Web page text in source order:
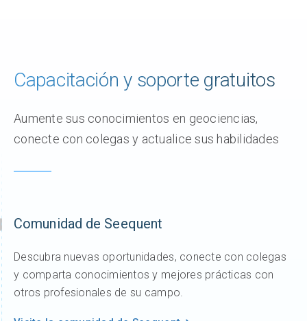
Capacitación y soporte gratuitos
Aumente sus conocimientos en geociencias,
conecte con colegas y actualice sus habilidades
Comunidad de Seequent
Descubra nuevas oportunidades, conecte con colegas
y comparta conocimientos y mejores prácticas con
otros profesionales de su campo.